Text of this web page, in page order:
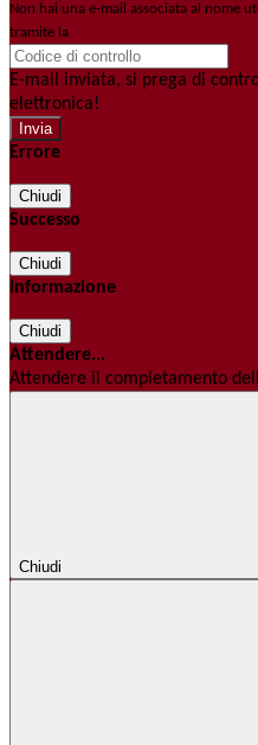
Non hai una e-mail associata al nome
tramite la
E-mail inviata, si prega di
elettronica!
Errore
Chiudi
Successo
Chiudi
Informazione
Chiudi
Attendere...
Attendere il completamento
Chiudi